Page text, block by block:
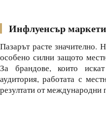
Инфлуенсър
Пазарът расте
особено силни защото
За брандове, които
аудитория, работата с
резултати от международни